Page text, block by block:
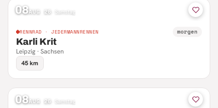
08AUG 26 Samstag
RENNRAD · JEDERMANNRENNEN morgen
Karli Krit
Leipzig · Sachsen
45 km
08AUG 26 Samstag